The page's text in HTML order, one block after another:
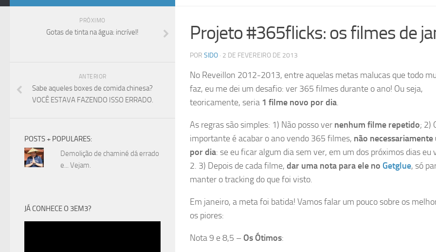
Projeto #365flicks: os filmes de
POR SIDO · 2 DE FEVEREIRO DE 2013
No Reveillon 2012-2013, entre aquelas metas malucas que todo
faz, eu me dei um desafio: ver 365 filmes durante o ano! Ou seja,
teoricamente, seria 1 filme novo por dia.
As regras são simples: 1) Não posso ver nenhum filme repetido; 2)
importante é acabar o ano vendo 365 filmes, não necessariamente
por dia: se eu ficar algum dia sem ver, em um dos próximos dias eu
2. 3) Depois de cada filme, dar uma nota para ele no Getglue, só
manter o tracking do que foi visto.
Em janeiro, a meta foi batida! Vamos falar um pouco sobre os
os piores:
Nota 9 e 8,5 – Os Ótimos:
PRÓXIMO
Gotas de tinta na água: incrível!
ANTERIOR
Sabe aqueles boxes de comida chinesa?
VOCÊ ESTAVA FAZENDO ISSO ERRADO.
POSTS + POPULARES:
Demolição de chaminé dá errado
e... Vejam.
JÁ CONHECE O 3EM3?